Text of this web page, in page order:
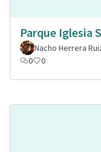
Parque Iglesia
Nacho Herrera
0
0